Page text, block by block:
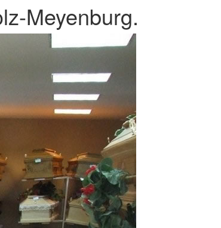
Meyenburg.